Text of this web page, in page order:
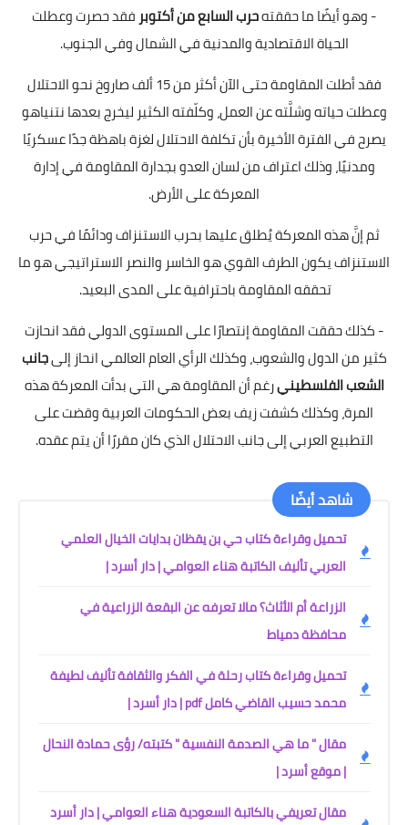
- وهو أيضًا ما حققتهحرب السابع من أكتوبر فقد حصرت وعطلت
الحياة الاقتصادية والمدنية في الشمال وفي الجنوب.
فقد أطلت المقاومة حتى الآن أكثر من 15 ألف صاروخ نحو الاحتلال
وعطلت حياته وشلَّته عن العمل، وكلّفته الكثير ليخرج بعدها نتنياهو
يصرح في الفترة الأخيرة بأن تكلفة الاحتلال لغزة باهظة جدًا عسكريًا
ومدنيًا، وذلك اعتراف من لسان العدو بجدارة المقاومة في إدارة
المعركة على الأرض.
ثم إنَّ هذه المعركة يُطلق عليها بحرب الاستنزاف ودائمًا في حرب
الاستنزاف يكون الطرف القوي هو الخاسر والنصر الاستراتيجي هو ما
تحققه المقاومة باحترافية على المدى البعيد.
- كذلك حققت المقاومة إنتصارًا على المستوى الدولي فقد انحازت
كثير من الدول والشعوب، وكذلك الرأي العام العالمي انحاز إلىجانب
الشعب الفلسطينيرغم أن المقاومة هي التي بدأت المعركة هذه
المرة، وكذلك كشفت زيف بعض الحكومات العربية وقضت على
التطبيع العربي إلى جانب الاحتلال الذي كان مقررًا أن يتم عقده.
شاهد أيضًا
تحميل وقراءة كتاب حي بن يقظان بدايات الخيال العلمي
العربي تأليف الكاتبة هناء العوامي | دار أسرد |
الزراعة أم الأثاث؟ مالا تعرفه عن البقعة الزراعية في
محافظة دمياط
تحميل وقراءة كتاب رحلة في الفكر والثقافة تأليف لطيفة
محمد حسيب القاضي كامل pdf | دار أسرد |
مقال " ما هي الصدمة النفسية " كتبته/ رؤى حمادة النحال
| موقع أسرد |
مقال تعريفي بالكاتبة السعودية هناء العوامي | دار أسرد